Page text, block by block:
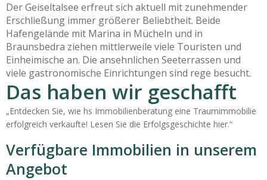
Der Geiseltalsee erfreut sich aktuell mit zunehmender
Erschließung immer größerer Beliebtheit. Beide
Hafengelände mit Marina in Mücheln und in
Braunsbedra ziehen mittlerweile viele Touristen und
Einheimische an. Die ansehnlichen Seeterrassen und
viele gastronomische Einrichtungen sind rege besucht.
Das haben wir geschafft
„Entdecken Sie, wie hs Immobilienberatung eine Traumimmobilie
erfolgreich verkaufte! Lesen Sie die Erfolgsgeschichte hier.“
Verfügbare Immobilien in unserem
Angebot